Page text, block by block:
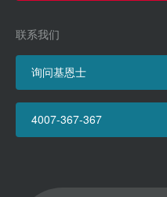
联系我们
询问基恩士
4007-367-367